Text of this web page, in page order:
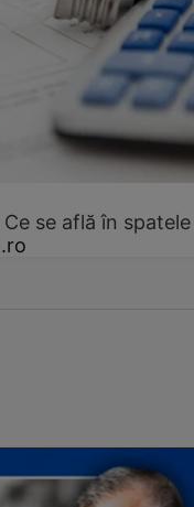
se află în spatele